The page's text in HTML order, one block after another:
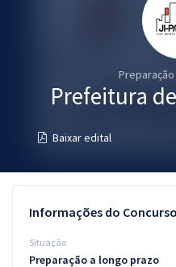
Prefeitura
Baixar edital
Informações do Concurso
Situação
Preparação a longo prazo